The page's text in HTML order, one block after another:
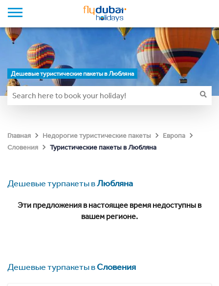
Дешевые туристические пакеты в Любляна
Главная Недорогие туристические пакеты
Европа
Словения
Туристические пакеты в Любляна
Дешевые турпакеты вЛюбляна
Эти предложения в настоящее время недоступны в
вашем регионе.
Дешевые турпакеты вСловения